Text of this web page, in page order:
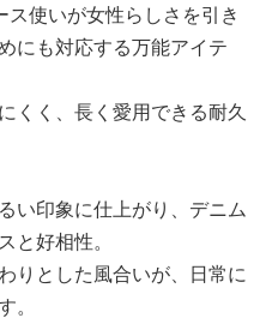
使いが女性らしさを引き
にも対応する万能アイテ
くく、長く愛用できる耐久
い印象に仕上がり、デニム
と好相性。
りとした風合いが、日常に